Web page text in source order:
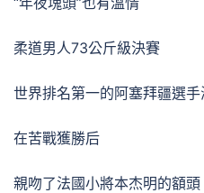
柔道男人73公斤級決賽
世界排名第一的阿塞拜疆選手
在苦戰獲勝后
親吻了法國小將本杰明的額頭